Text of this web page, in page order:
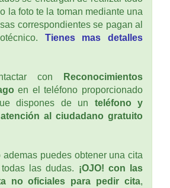
la foto te la toman mediante una
correspondientes se pagan al
Tienes mas detalles
con
Reconocimientos
en el teléfono proporcionado
dispones de un teléfono y
al ciudadano gratuito
ademas puedes obtener una cita
las dudas. ¡OJO! con las
no oficiales para pedir cita,